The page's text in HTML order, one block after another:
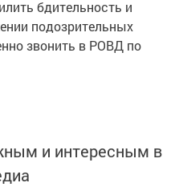
бдительность и
подозрительных
звонить в РОВД по
и интересным в